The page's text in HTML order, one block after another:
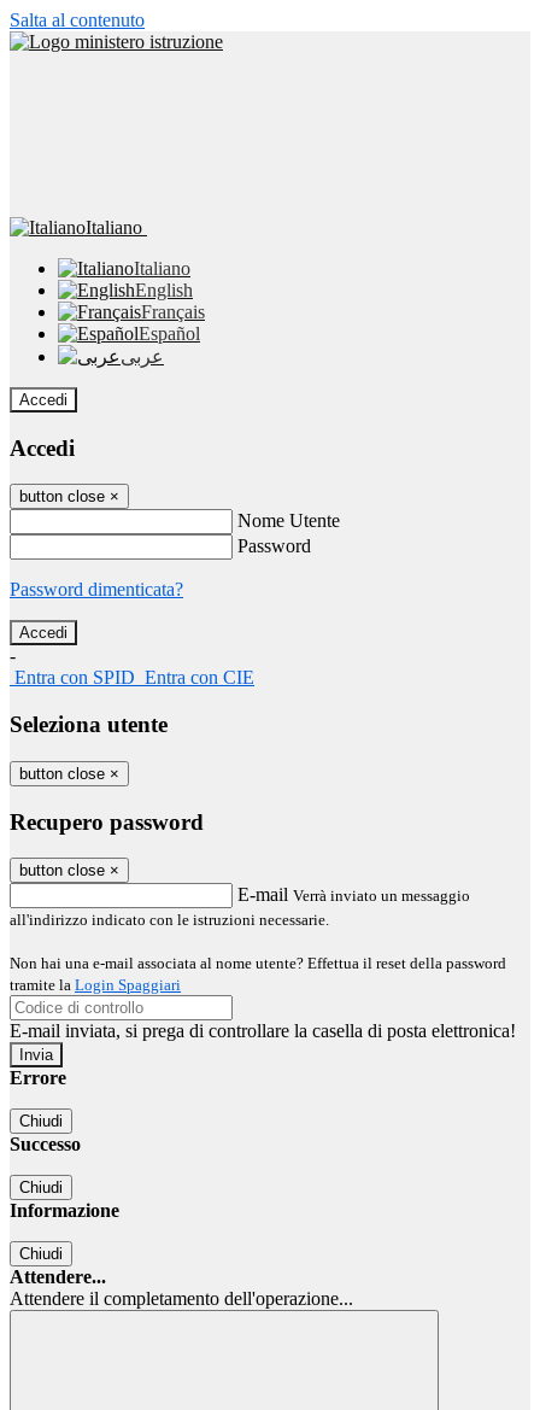
Salta al contenuto
Italiano
Italiano
English
Français
Español
عربى
Accedi
Accedi
button close ×
Nome Utente
Password
Password dimenticata?
-
Entra con SPID Entra con CIE
Seleziona utente
button close ×
Recupero password
button close ×
E-mail Verrà inviato un messaggio
all'indirizzo indicato con le istruzioni necessarie.
Non hai una e-mail associata al nome utente? Effettua il reset della password
tramite la Login Spaggiari
E-mail inviata, si prega di controllare la casella di posta elettronica!
Errore
Chiudi
Successo
Chiudi
Informazione
Chiudi
Attendere...
Attendere il completamento dell'operazione...